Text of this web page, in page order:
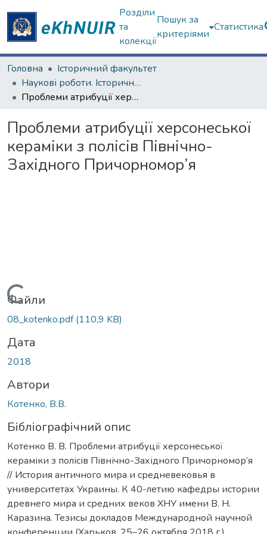
Розділи
та
колекції
Пошук за
критеріями
Статистика
Головна
Історичний факультет
Наукові роботи. Історичний факультет
Проблеми атрибуції херсонеської кераміки з полісів Північно-Західного Причорномор’я
Проблеми атрибуції херсонеської
кераміки з полісів Північно-
Західного Причорномор’я
Вантажиться...
Файли
08_kotenko.pdf(110,9 KB)
Дата
2018
Автори
Котенко, В.В.
Бібліографічний опис
Котенко В. В. Проблеми атрибуції херсонеської
кераміки з полісів Північно-Західного Причорномор’я
// История античного мира и средневековья в
университетах Украины. К 40-летию кафедры истории
древнего мира и средних веков ХНУ имени В. Н.
Каразина. Тезисы докладов Международной научной